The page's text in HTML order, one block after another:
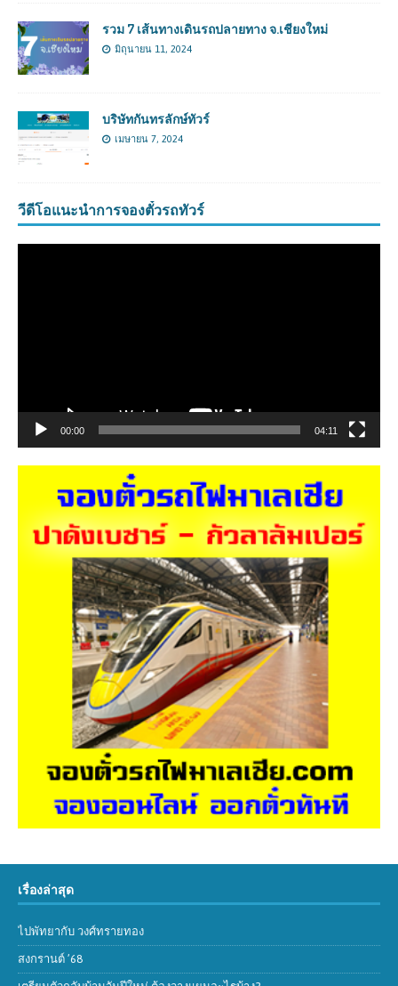
รวม 7 เส้นทางเดินรถปลายทาง จ.เชียงใหม่
มิถุนายน 11, 2024
บริษัทกันทรลักษ์ทัวร์
เมษายน 7, 2024
วีดีโอแนะนำการจองตั๋วรถทัวร์
00:00 04:11
เรื่องล่าสุด
ไปพัทยากับ วงศ์ทรายทอง
สงกรานต์ ’68